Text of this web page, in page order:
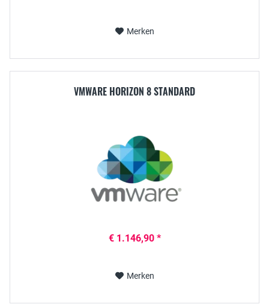
Merken
VMWARE HORIZON 8 STANDARD
€ 1.146,90 *
Merken